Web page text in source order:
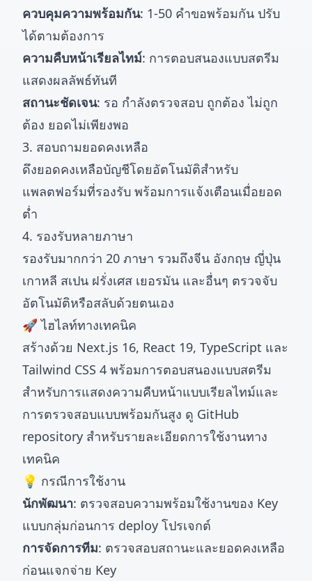
ควบคุมความพร้อมกัน: 1-50 คำขอพร้อมกัน ปรับ
ได้ตามต้องการ
ความคืบหน้าเรียลไทม์: การตอบสนองแบบสตรีม
แสดงผลลัพธ์ทันที
สถานะชัดเจน: รอ กำลังตรวจสอบ ถูกต้อง ไม่ถูก
ต้อง ยอดไม่เพียงพอ
3. สอบถามยอดคงเหลือ
ดึงยอดคงเหลือบัญชีโดยอัตโนมัติสำหรับ
แพลตฟอร์มที่รองรับ พร้อมการแจ้งเตือนเมื่อยอด
ต่ำ
4. รองรับหลายภาษา
รองรับมากกว่า 20 ภาษา รวมถึงจีน อังกฤษ ญี่ปุ่น
เกาหลี สเปน ฝรั่งเศส เยอรมัน และอื่นๆ ตรวจจับ
อัตโนมัติหรือสลับด้วยตนเอง
🚀 ไฮไลท์ทางเทคนิค
สร้างด้วย Next.js 16, React 19, TypeScript และ
Tailwind CSS 4 พร้อมการตอบสนองแบบสตรีม
สำหรับการแสดงความคืบหน้าแบบเรียลไทม์และ
การตรวจสอบแบบพร้อมกันสูง ดู GitHub
repository สำหรับรายละเอียดการใช้งานทาง
เทคนิค
💡 กรณีการใช้งาน
นักพัฒนา: ตรวจสอบความพร้อมใช้งานของ Key
แบบกลุ่มก่อนการ deploy โปรเจกต์
การจัดการทีม: ตรวจสอบสถานะและยอดคงเหลือ
ก่อนแจกจ่าย Key